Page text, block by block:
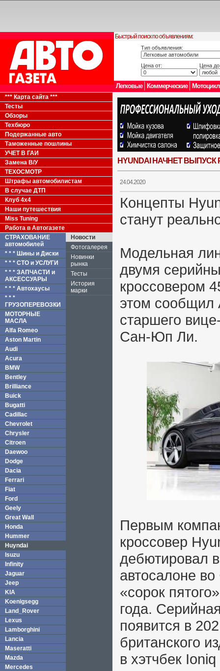
Быстрый поиск по объявлениям:
Тип объявления:
Цена от: Цена
Легковые Коммерческие
*** Карта сайта ***
Тесты
Обзоры
Техбюро
Подержанные авто
Таможенные пошлины
УЧЕТ В ГАИ
Замена В/У
ТЕХОСМОТР
Штрафы автомобилистам
В случае ДТП
Клуб 4x4
Наши путешествия
Miss Tuning
Работа в Автогазете
СТРАХОВАНИЕ
автомобилей
* * * Шины и Диски
* * * СТО и УСЛУГИ
* * * ЗАПЧАСТИ и
АКСЕССУАРЫ
* * * Автохаусы
* * *
ГРУЗОПЕРЕВОЗКИ
МОТОРНЫЕ
МАСЛА
Alfa Romeo
Aston Martin
Audi
Acura
BMW
Bentley
Brilliance
Buick
Bugatti
Cadillac
Chevrolet
Chrysler
Citroen
Daewoo
Dodge
Dacia
Ferrari
Fiat
Ford
Geely
Great Wall
Honda
Hummer
Huyndai
Isuzu
Infinity
Jaguar
Jeep
KIA
Koenigsegg
Land_Rover
Lexus
Lamborghini
Lancia
Maseratti
Mazda
Mercedes
Новости
Фотогалерея
Новинки
рынка
Тесты
История
марки
HYUNDAI НАЧНЕТ ВЫПУСК
24.04.2020
Концепты
станут
Модельная
двумя
кроссовером
этом сообщил
старшего
Сан-Юп Ли.
Первым
кроссовер
дебютировал
автосалоне
«сорок
года.
появится в
британского
в хэтчбек